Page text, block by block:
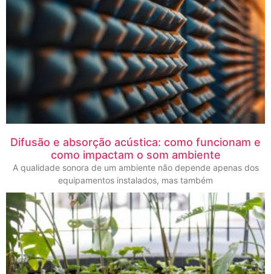
Difusão e absorção acústica: como funcionam e
como impactam o som ambiente
A qualidade sonora de um ambiente não depende apenas dos
equipamentos instalados, mas também